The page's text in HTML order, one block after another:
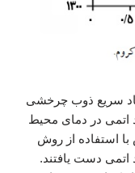
سریع ذوب چرخشی
کروم را تا حداکثر 3/3 درصد اتمی در دمای محیط
استفاده از روش
به حلالیت کروم تا 2 درصد اتمی دست یافتند.